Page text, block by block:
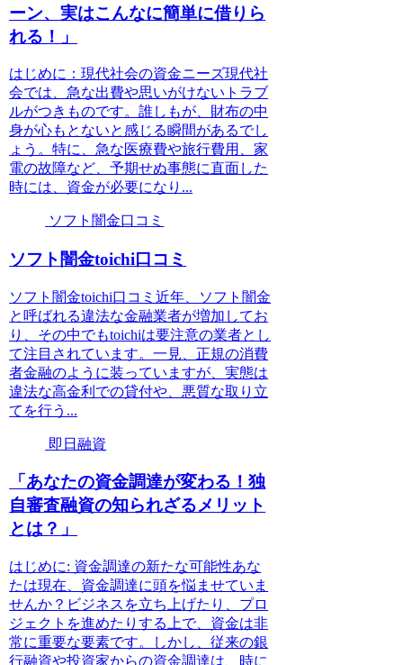
ーン、実はこんなに簡単に借りら
れる！」
はじめに：現代社会の資金ニーズ現代社
会では、急な出費や思いがけないトラブ
ルがつきものです。誰しもが、財布の中
身が心もとないと感じる瞬間があるでし
ょう。特に、急な医療費や旅行費用、家
電の故障など、予期せぬ事態に直面した
時には、資金が必要になり...
ソフト闇金口コミ
ソフト闇金toichi口コミ
ソフト闇金toichi口コミ近年、ソフト闇金
と呼ばれる違法な金融業者が増加してお
り、その中でもtoichiは要注意の業者とし
て注目されています。一見、正規の消費
者金融のように装っていますが、実態は
違法な高金利での貸付や、悪質な取り立
てを行う...
即日融資
「あなたの資金調達が変わる！独
自審査融資の知られざるメリット
とは？」
はじめに: 資金調達の新たな可能性あな
たは現在、資金調達に頭を悩ませていま
せんか？ビジネスを立ち上げたり、プロ
ジェクトを進めたりする上で、資金は非
常に重要な要素です。しかし、従来の銀
行融資や投資家からの資金調達は、時に